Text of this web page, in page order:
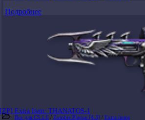
Подробнее
[ZP] Extra Item: THANATOS-1
Все для CS 1.6 / Zombie Plague [4.3] / Extra items